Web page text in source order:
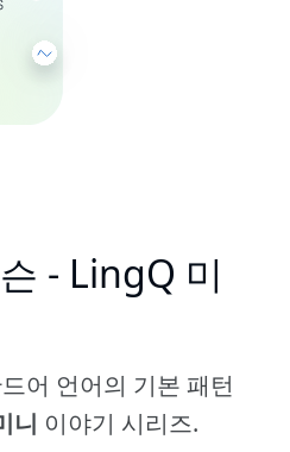
- LingQ 미
어 언어의 기본 패턴
니 이야기 시리즈.